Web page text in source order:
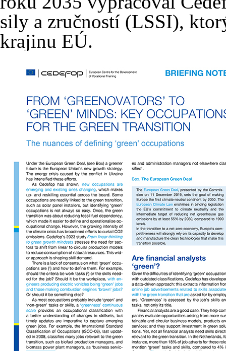
sily a zručností (LSSI),
krajinu EÚ.